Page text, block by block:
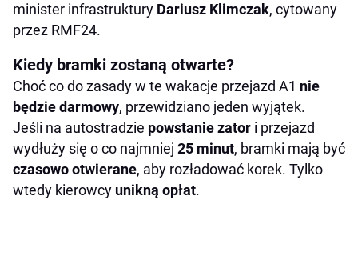
minister infrastruktury Dariusz Klimczak, cytowany
przez RMF24.
Kiedy bramki zostaną otwarte?
Choć co do zasady w te wakacje przejazd A1 nie
będzie darmowy, przewidziano jeden wyjątek.
Jeśli na autostradzie powstanie zator i przejazd
wydłuży się o co najmniej 25 minut, bramki mają być
czasowo otwierane, aby rozładować korek. Tylko
wtedy kierowcy unikną opłat.